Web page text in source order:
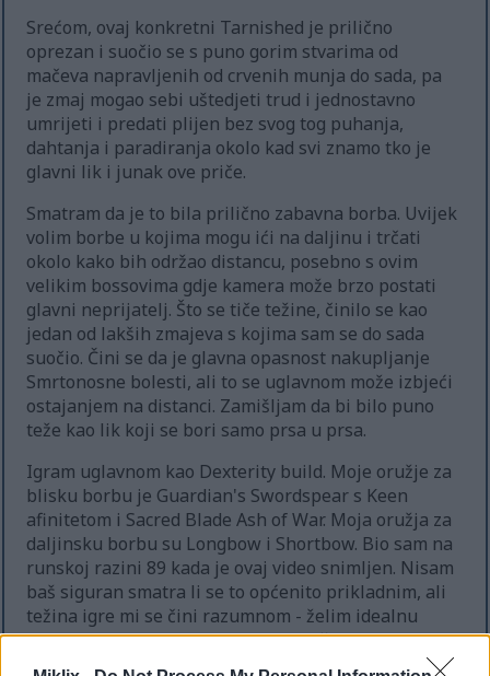
Srećom, ovaj konkretni Tarnished je prilično
oprezan i suočio se s puno gorim stvarima od
mačeva napravljenih od crvenih munja do sada, pa
je zmaj mogao sebi uštedjeti trud i jednostavno
umrijeti i predati plijen bez svog tog puhanja,
dahtanja i paradiranja okolo kad svi znamo tko je
glavni lik i junak ove priče.
Smatram da je to bila prilično zabavna borba. Uvijek
volim borbe u kojima mogu ići na daljinu i trčati
okolo kako bih održao distancu, posebno s ovim
velikim bossovima gdje kamera može brzo postati
glavni neprijatelj. Što se tiče težine, činilo se kao
jedan od lakših zmajeva s kojima sam se do sada
suočio. Čini se da je glavna opasnost nakupljanje
Smrtonosne bolesti, ali to se uglavnom može izbjeći
ostajanjem na distanci. Zamišljam da bi bilo puno
teže kao lik koji se bori samo prsa u prsa.
Igram uglavnom kao Dexterity build. Moje oružje za
blisku borbu je Guardian's Swordspear s Keen
afinitetom i Sacred Blade Ash of War. Moja oružja za
daljinsku borbu su Longbow i Shortbow. Bio sam na
runskoj razini 89 kada je ovaj video snimljen. Nisam
baš siguran smatra li se to općenito prikladnim, ali
težina igre mi se čini razumnom - želim idealnu
sredinu koja nije dosadan lagani način igre, ali i ne
toliko težak da ću satima biti zaglavljen na istom